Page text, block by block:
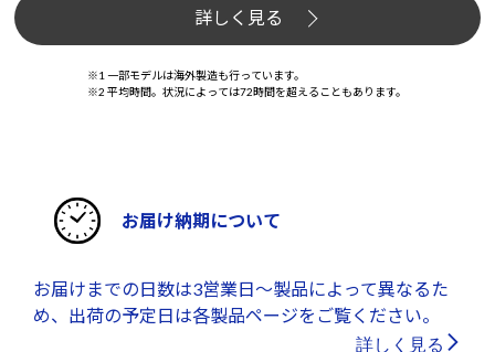
詳しく見る
※1 一部モデルは海外製造も行っています。
※2 平均時間。状況によっては72時間を超えることもあります。
お届け納期について
お届けまでの日数は3営業日～製品によって異なるた
め、出荷の予定日は各製品ページをご覧ください。
詳しく見る